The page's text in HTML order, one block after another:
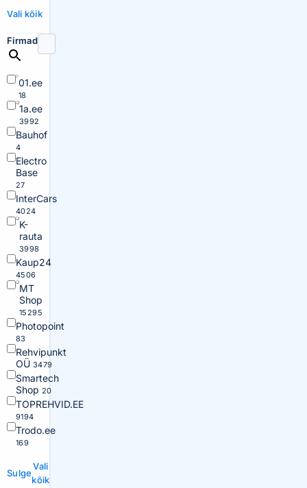
Vali kõik
Firmad
01.ee
18
1a.ee
3992
Bauhof
4
Electro
Base
27
InterCars
4024
K-
rauta
3998
Kaup24
4506
MT
Shop
15295
Photopoint
83
Rehvipunkt
OÜ 3479
Smartech
Shop 20
TOPREHVID.EE
9194
Trodo.ee
169
Sulge
Vali
kõik